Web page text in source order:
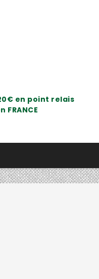
en point relais